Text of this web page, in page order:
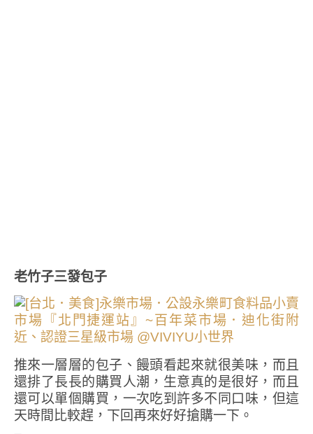
老竹子三發包子
推來一層層的包子、饅頭看起來就很美味，而且
還排了長長的購買人潮，生意真的是很好，而且
還可以單個購買，一次吃到許多不同口味，但這
天時間比較趕，下回再來好好搶購一下。